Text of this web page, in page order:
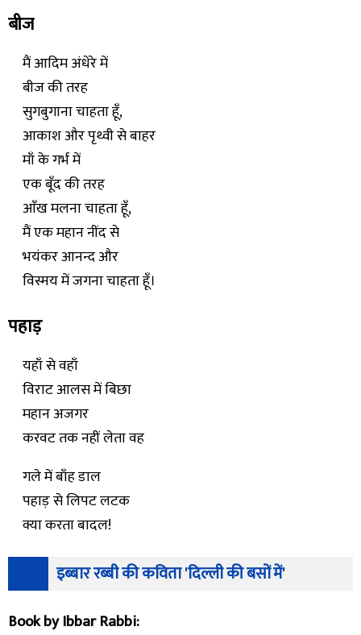
बीज
मैं आदिम अंधेरे में
बीज की तरह
सुगबुगाना चाहता हूँ,
आकाश और पृथ्वी से बाहर
माँ के गर्भ में
एक बूँद की तरह
आँख मलना चाहता हूँ,
मैं एक महान नींद से
भयंकर आनन्द और
विस्मय में जगना चाहता हूँ।
पहाड़
यहाँ से वहाँ
विराट आलस में बिछा
महान अजगर
करवट तक नहीं लेता वह
गले में बाँह डाल
पहाड़ से लिपट लटक
क्या करता बादल!
इब्बार रब्बी की कविता 'दिल्ली की बसों में'
Book by Ibbar Rabbi: